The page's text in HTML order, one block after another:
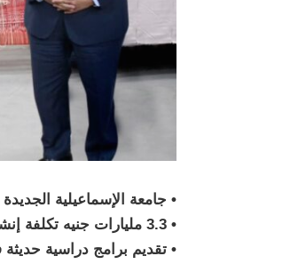
• جامعة الإسماعيلية
• 3.3 مليارات جنيه تكلفة إنشاءات وتجهيزات جامعة الإسماعيلية الجديدة الأهلية
• تقديم برامج دراسية حديثة في 8 كليات بالعام الدراسي